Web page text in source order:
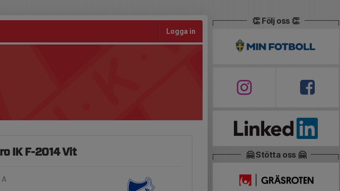
Logga in
IK F-2014 Vit
A
👏 Följ oss 👏
🤗 Stötta oss 🤗